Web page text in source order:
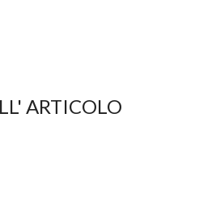
ARTICOLO